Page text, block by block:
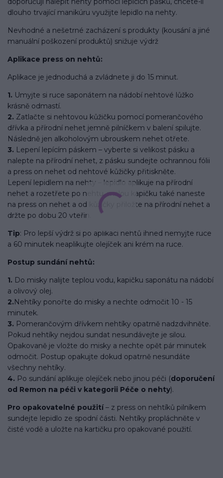
dlouho trvající manikúru využijte lepidlo na nehty.
Nevhodné a nešetrné zacházení s produkty (kousání a jiné
manuální poškození produktů) snižuje výdrž
Aplikace press on nehtů:
Aplikace je jednoduchá a zvládnete ji do 15 minut.
1. Umyjte si ruce saponátem na nádobí nehtové lůžko
krásně odmastí.
2. Zatlačte si nehtovou kůžičku pomocí pomerančového
dřívka a přírodní nehet jemně pilníčkem v balení spilujte.
Následně jen alkoholovým ubrouskem nehet otřete.
3. Lepení lepícím páskem – vyberte si velikost pásku a
nalepte na přírodní nehet, z pásku sundejte ochrannou fólii
a press on nehet od nehtové kůžičky přitiskněte.
Lepení lepidlem na nehty – lepidlo aplikuje na přírodní
nehet a rozetřete po nehtu, malou kapičku také naneste
na press on nehet a od kůžičky přiložte na přírodní nehet a
držte po dobu 20 vteřin.
Tip: Pro lepší výdrž si po aplikaci nehtů ihned nemyjte ruce
a 60 minutek neaplikujte olejíček ani krém na ruce.
Postup sundání nehtů:
1. Do misky nalijte teplou vodu, kapičku saponátu na nádobí
a olivový olej.
2.Nehtíky ponořte do misky a nechte odmočit 10 - 15
minutek.
3. Pomerančovým dřívkem nehtíky opatrně nadzdvihněte.
Pokud nehtíky nejdou sundat nesundávejte je silou.
Opakovaně je vložte do misky a nechte opět pár minutek
odmočit. Postup opakujte dokud opatrně nesundáte
všechny nehtíky.
4. Po sundání aplikuje olejíček nebo jinou péči (doporučení
od Remon na péči v kategorii Péče o nehty).
Pro opakovatelné použití– z press on nehtíků pilníkem
sundejte lepidlo ze spodní části. Nehtíky propláchněte v
čisté vodě a uložte na kartičku pro opakované použití.